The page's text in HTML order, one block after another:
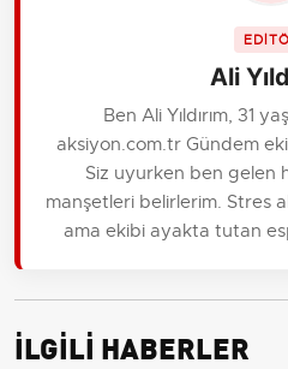
Ali
Ben Ali Yıldırım, 31
aksiyon.com.tr Gündem
Siz uyurken ben gelen
manşetleri belirlerim. Stres
ama ekibi ayakta tutan
İLGİLİ HABERLER